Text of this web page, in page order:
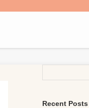
Recent Posts